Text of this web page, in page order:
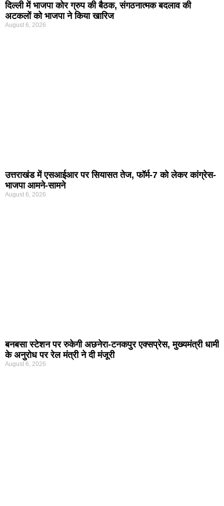
दिल्ली में भाजपा कोर ग्रुप की बैठक, संगठनात्मक बदलाव की
अटकलों को भाजपा ने किया खारिज
August 6, 2026
उत्तराखंड में एसआईआर पर सियासत तेज, फॉर्म-7 को लेकर कांग्रेस-
भाजपा आमने-सामने
August 6, 2026
बनबसा स्टेशन पर रुकेगी अछनेरा-टनकपुर एक्सप्रेस, मुख्यमंत्री धामी
के अनुरोध पर रेल मंत्री ने दी मंजूरी
August 6, 2026